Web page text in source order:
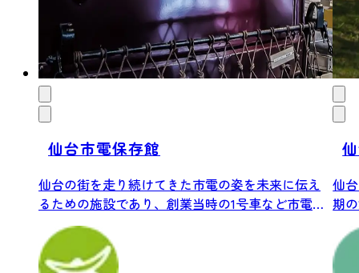
仙台市電保存館
仙台の街を走り続けてきた市電の姿を未来に伝え
るための施設であり、創業当時の1号車など市電車
両や...
仙
期